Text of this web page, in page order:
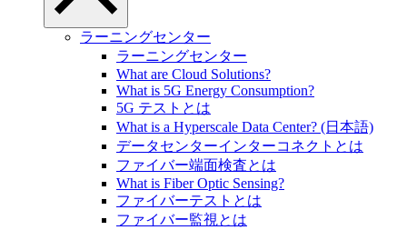
ラーニングセンター
ラーニングセンター
What are Cloud Solutions?
What is 5G Energy Consumption?
5G テストとは
What is a Hyperscale Data Center? (日本語)
データセンターインターコネクトとは
ファイバー端面検査とは
What is Fiber Optic Sensing?
ファイバーテストとは
ファイバー監視とは